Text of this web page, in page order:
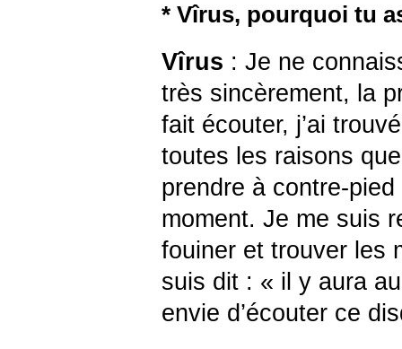
* Vîrus, pourquoi tu
Vîrus : Je ne
très sincèrement, la
fait écouter, j’ai
toutes les raisons
prendre à contre-
moment. Je me suis
fouiner et trouver les
suis dit : « il y aura
envie d’écouter ce